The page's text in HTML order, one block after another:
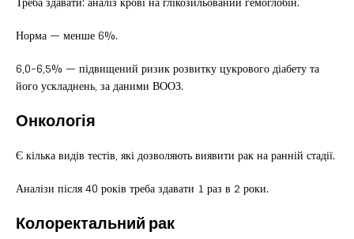
Норма — менше 6%.
6,0-6,5% — підвищений ризик розвитку цукрового діабету та
його ускладнень, за даними ВООЗ.
Онкологія
Є кілька видів тестів, які дозволяють виявити рак на ранній стадії.
Аналізи після 40 років треба здавати 1 раз в 2 роки.
Колоректальний рак